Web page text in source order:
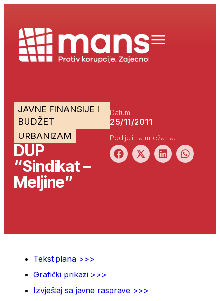
JAVNE FINANSIJE I
BUDŽET
URBANIZAM
DUP
“Sindikat –
Meljine”
Datum:
25/11/2011
Podijeli na mrežama:
Tekst plana >>>
Grafički prikazi >>>
Izvještaj sa javne rasprave >>>